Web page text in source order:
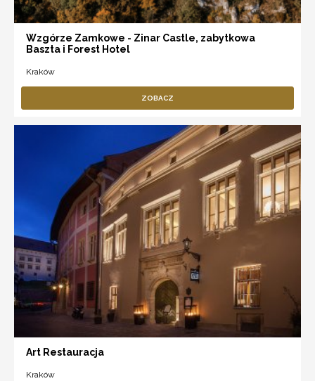
Wzgórze Zamkowe - Zinar Castle, zabytkowa
Baszta i Forest Hotel
Kraków
ZOBACZ
Art Restauracja
Kraków